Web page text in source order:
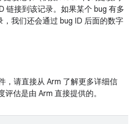
链接到该记录。如果某个 bug 有多
我们还会通过 bug ID 后面的数字
，请直接从 Arm 了解更多详细信
估是由 Arm 直接提供的。